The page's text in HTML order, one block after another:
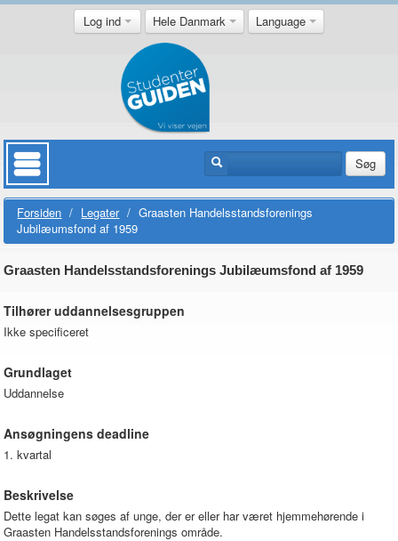
Log ind Hele Danmark Language
Søg
Forsiden / Legater / Graasten Handelsstandsforenings
Jubilæumsfond af 1959
Graasten Handelsstandsforenings Jubilæumsfond af 1959
Tilhører uddannelsesgruppen
Ikke specificeret
Grundlaget
Uddannelse
Ansøgningens deadline
1. kvartal
Beskrivelse
Dette legat kan søges af unge, der er eller har været hjemmehørende i
Graasten Handelsstandsforenings område.